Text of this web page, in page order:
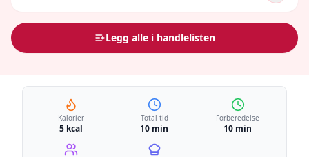
Legg alle i handlelisten
Kalorier
5 kcal
Total tid
10 min
Forberedelse
10 min